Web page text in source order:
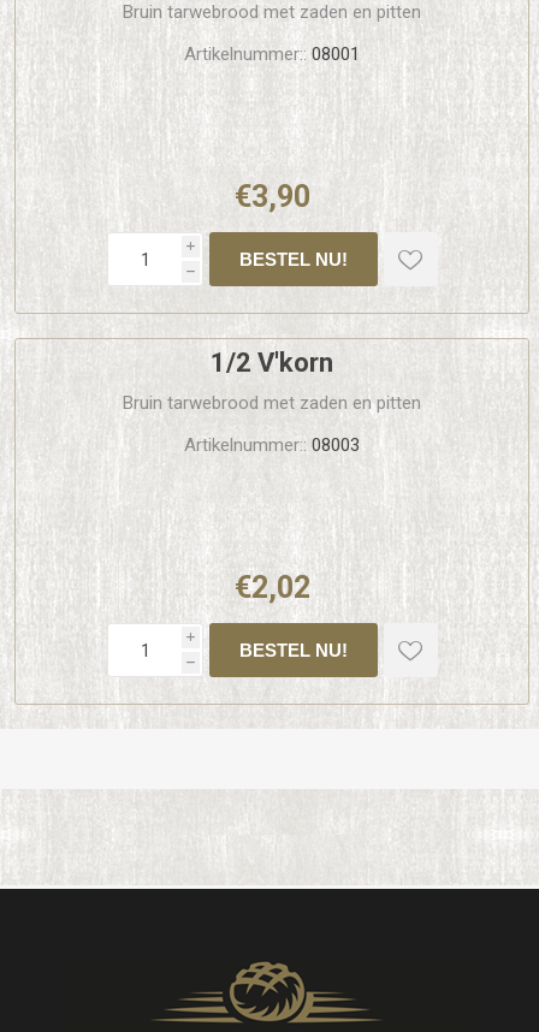
Bruin tarwebrood met zaden en pitten
Artikelnummer:: 08001
€3,90
i
h
1/2 V'korn
Bruin tarwebrood met zaden en pitten
Artikelnummer:: 08003
€2,02
i
h